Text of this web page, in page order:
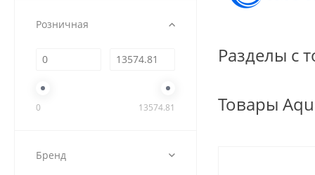
Розничная
0 13574.81
Бренд
Разделы с
Товары